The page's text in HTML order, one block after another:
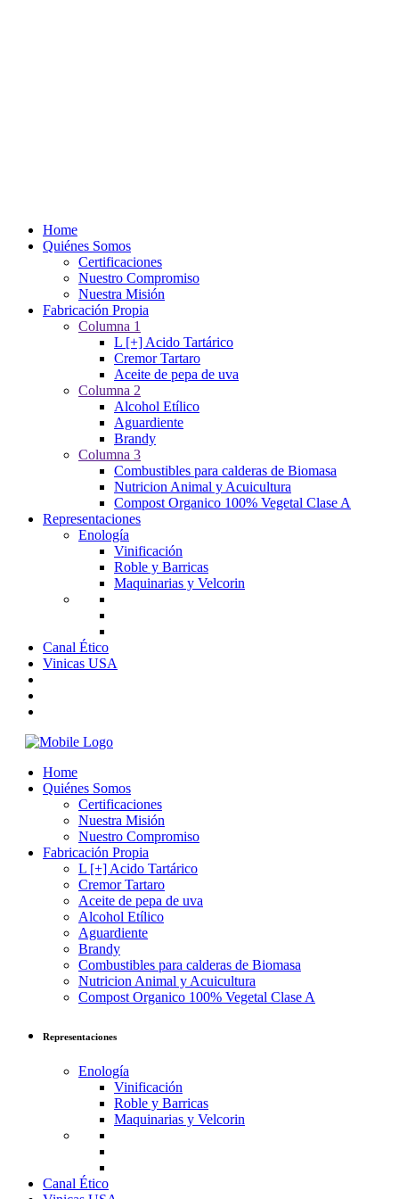
Home
Quiénes Somos
Certificaciones
Nuestro Compromiso
Nuestra Misión
Fabricación Propia
Columna 1
L [+] Acido Tartárico
Cremor Tartaro
Aceite de pepa de uva
Columna 2
Alcohol Etílico
Aguardiente
Brandy
Columna 3
Combustibles para calderas de Biomasa
Nutricion Animal y Acuicultura
Compost Organico 100% Vegetal Clase A
Representaciones
Enología
Vinificación
Roble y Barricas
Maquinarias y Velcorin
Canal Ético
Vinicas USA
Home
Quiénes Somos
Certificaciones
Nuestra Misión
Nuestro Compromiso
Fabricación Propia
L [+] Acido Tartárico
Cremor Tartaro
Aceite de pepa de uva
Alcohol Etílico
Aguardiente
Brandy
Combustibles para calderas de Biomasa
Nutricion Animal y Acuicultura
Compost Organico 100% Vegetal Clase A
Representaciones
Enología
Vinificación
Roble y Barricas
Maquinarias y Velcorin
Canal Ético